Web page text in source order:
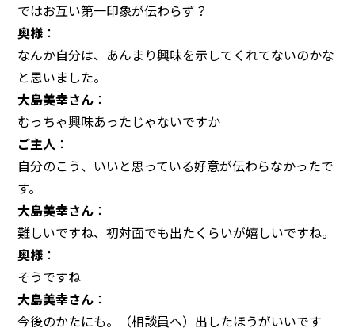
ではお互い第一印象が伝わらず？
奥様 ：
なんか自分は、あんまり興味を示してくれてないのかな
と思いました。
大島美幸さん ：
むっちゃ興味あったじゃないですか
ご主人 ：
自分のこう、いいと思っている好意が伝わらなかったで
す。
大島美幸さん ：
難しいですね、初対面でも出たくらいが嬉しいですね。
奥様 ：
そうですね
大島美幸さん ：
今後のかたにも。（相談員へ）出したほうがいいです